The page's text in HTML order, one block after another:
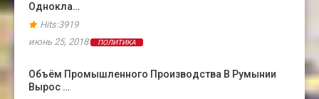
Однокла…
Hits:3919
июнь 25, 2018
ПОЛИТИКА
Объём Промышленного Производства В Румынии
Вырос …